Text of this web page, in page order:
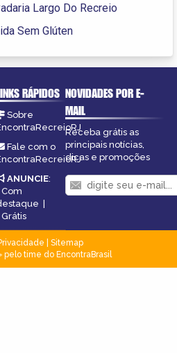
Largo Do Recreio
Sem Glúten
RÁPIDOS
Sobre
Fale com o
ANUNCIE:
Com
|
Grátis
NOVIDADES POR E-
MAIL
Receba grátis as
principais notícias,
dicas e promoções
Sitemap
pelo time do EncontraBrasil